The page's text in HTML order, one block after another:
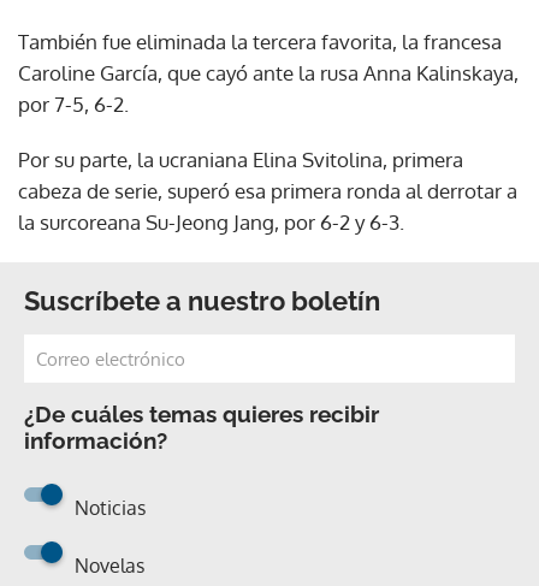
También fue eliminada la tercera favorita, la francesa
Caroline García, que cayó ante la rusa Anna Kalinskaya,
por 7-5, 6-2.
Por su parte, la ucraniana Elina Svitolina, primera
cabeza de serie, superó esa primera ronda al derrotar a
la surcoreana Su-Jeong Jang, por 6-2 y 6-3.
Suscríbete a nuestro boletín
¿De cuáles temas quieres recibir
información?
Noticias
Novelas